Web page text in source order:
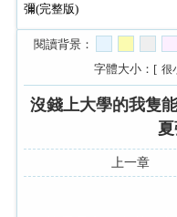
彌(完整版)
閱讀背景：
字體大小：[ 很
沒錢上大學的我隻
上一章